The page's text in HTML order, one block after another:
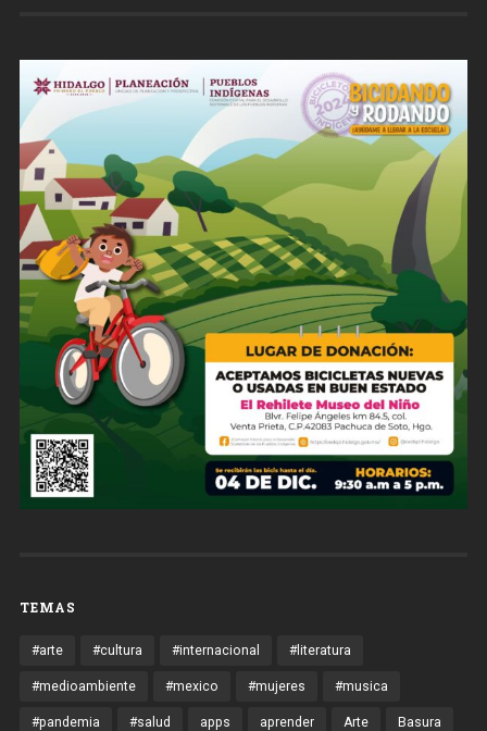
TEMAS
#arte #cultura #internacional #literatura
#medioambiente #mexico #mujeres #musica
#pandemia #salud apps aprender Arte Basura